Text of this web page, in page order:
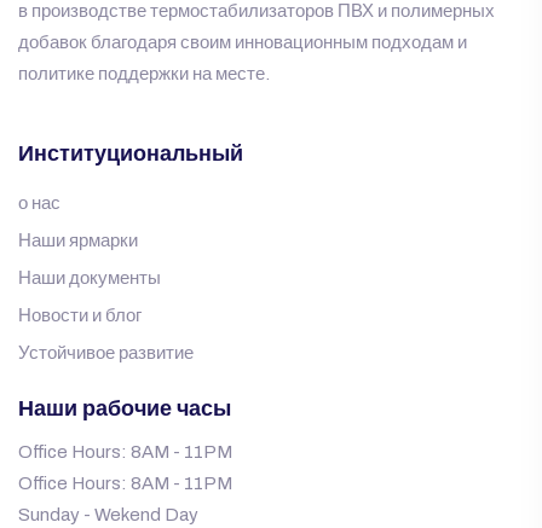
в производстве термостабилизаторов ПВХ и полимерных
добавок благодаря своим инновационным подходам и
политике поддержки на месте.
Институциональный
о нас
Наши ярмарки
Наши документы
Новости и блог
Устойчивое развитие
Наши рабочие часы
Office Hours: 8AM - 11PM
Office Hours: 8AM - 11PM
Sunday - Wekend Day